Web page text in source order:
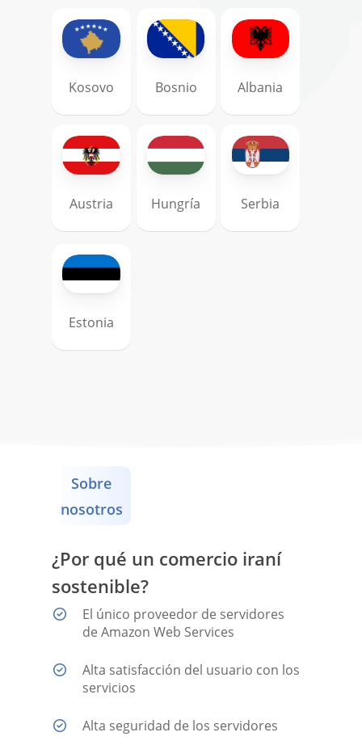
Kosovo Bosnio Albania
Austria Hungría Serbia
Estonia
Sobre
nosotros
¿Por qué un comercio iraní
sostenible?
El único proveedor de servidores
de Amazon Web Services
Alta satisfacción del usuario con los
servicios
Alta seguridad de los servidores